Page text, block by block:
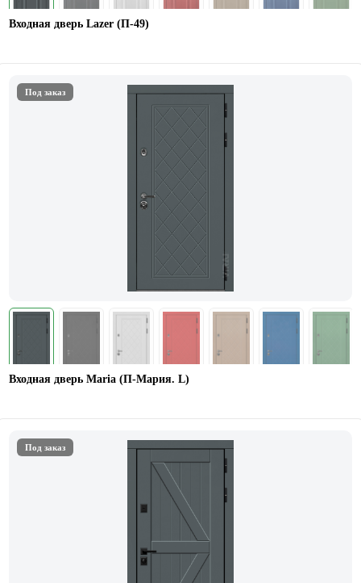
Входная дверь Lazer (П-49)
Под заказ
Входная дверь Maria (П-Мария. L)
Под заказ